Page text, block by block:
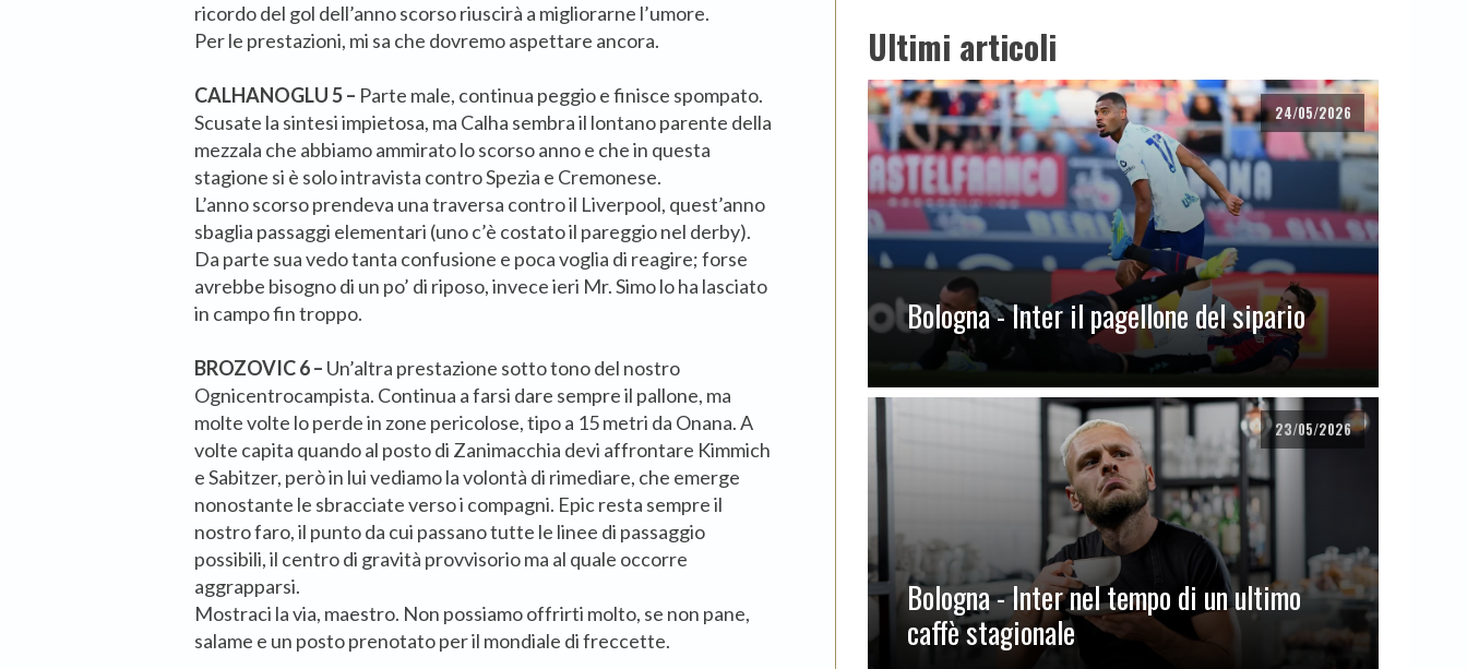
ricordo del gol dell’anno scorso riuscirà a migliorarne l’umore.
Per le prestazioni, mi sa che dovremo aspettare ancora.
CALHANOGLU 5 – Parte male, continua peggio e finisce spompato.
Scusate la sintesi impietosa, ma Calha sembra il lontano parente della
mezzala che abbiamo ammirato lo scorso anno e che in questa
stagione si è solo intravista contro Spezia e Cremonese.
L’anno scorso prendeva una traversa contro il Liverpool, quest’anno
sbaglia passaggi elementari (uno c’è costato il pareggio nel derby).
Da parte sua vedo tanta confusione e poca voglia di reagire; forse
avrebbe bisogno di un po’ di riposo, invece ieri Mr. Simo lo ha lasciato
in campo fin troppo.
BROZOVIC 6 – Un’altra prestazione sotto tono del nostro
Ognicentrocampista. Continua a farsi dare sempre il pallone, ma
molte volte lo perde in zone pericolose, tipo a 15 metri da Onana. A
volte capita quando al posto di Zanimacchia devi affrontare Kimmich
e Sabitzer, però in lui vediamo la volontà di rimediare, che emerge
nonostante le sbracciate verso i compagni. Epic resta sempre il
nostro faro, il punto da cui passano tutte le linee di passaggio
possibili, il centro di gravità provvisorio ma al quale occorre
aggrapparsi.
Mostraci la via, maestro. Non possiamo offrirti molto, se non pane,
salame e un posto prenotato per il mondiale di freccette.
Ultimi articoli
24/05/2026
Bologna - Inter il pagellone del sipario
23/05/2026
Bologna - Inter nel tempo di un ultimo
caffè stagionale